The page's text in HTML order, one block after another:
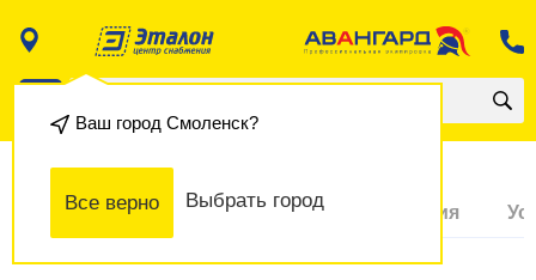
Ваш город Смоленск?
Все верно Выбрать город
О товаре Доставка и оплата Гарантия